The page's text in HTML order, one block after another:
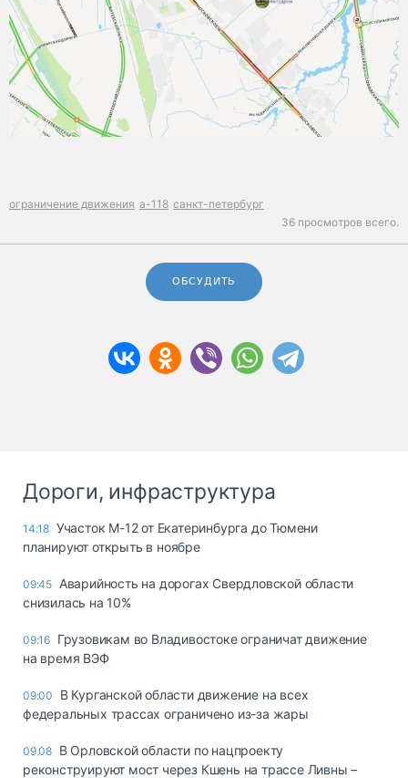
ограничение движения а-118 санкт-петербург
36 просмотров всего.
ОБСУДИТЬ
Дороги, инфраструктура
14:18 Участок М-12 от Екатеринбурга до Тюмени
планируют открыть в ноябре
09:45 Аварийность на дорогах Свердловской области
снизилась на 10%
09:16 Грузовикам во Владивостоке ограничат движение
на время ВЭФ
09:00
В Курганской области движение на всех
федеральных трассах ограничено из-за жары
09.08 В Орловской области по нацпроекту
реконструируют мост через Кшень на трассе Ливны –